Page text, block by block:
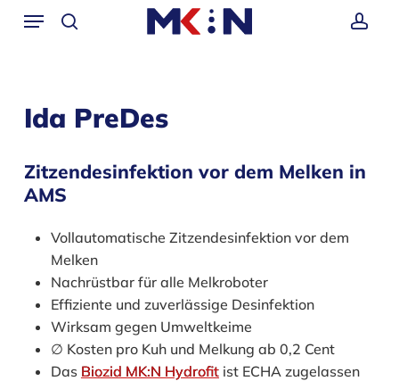
Menü
Ida PreDes
Zitzendesinfektion vor dem Melken in
AMS
Vollautomatische Zitzendesinfektion vor dem
Melken
Nachrüstbar für alle Melkroboter
Effiziente und zuverlässige Desinfektion
Wirksam gegen Umweltkeime
∅ Kosten pro Kuh und Melkung ab 0,2 Cent
Das Biozid MK:N Hydrofitist ECHA zugelassen